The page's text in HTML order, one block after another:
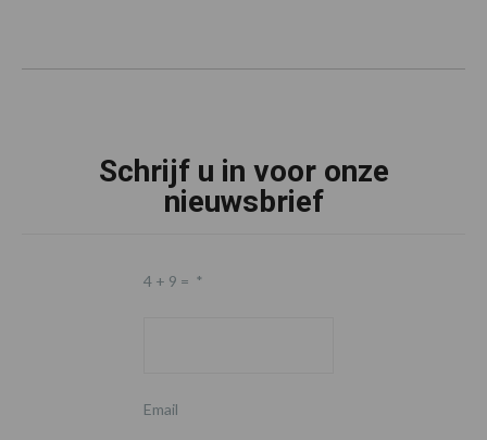
Schrijf u in voor onze
nieuwsbrief
4 + 9 = *
Email